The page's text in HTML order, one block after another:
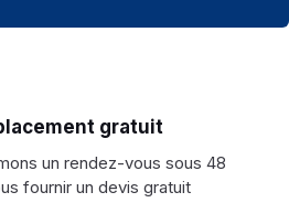
gratuit
un rendez-vous sous 48
fournir un devis gratuit